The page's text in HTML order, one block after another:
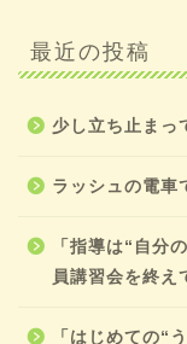
最近の投稿
少し立ち止まっ
ラッシュの電車
「指導は“自分
員講習会を終
「はじめての“